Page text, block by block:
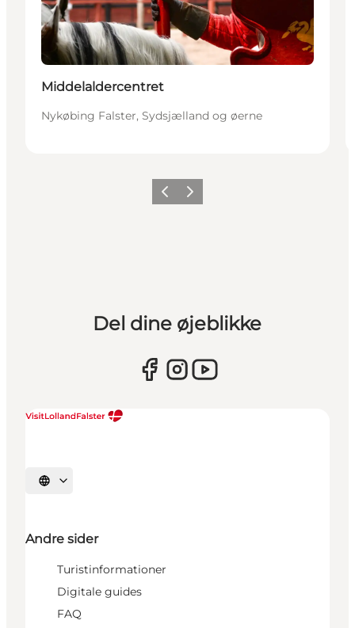
Middelaldercentret
Nykøbing Falster, Sydsjælland og øerne
ForrigeNæste
Del dine øjeblikke
Vælg sprog
Andre sider
Turistinformationer
Digitale guides
FAQ